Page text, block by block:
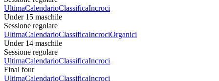
UltimaCalendarioClassificaIncroci
Under 15 maschile
Sessione regolare
UltimaCalendarioClassificaIncrociOrganici
Under 14 maschile
Sessione regolare
UltimaCalendarioClassificaIncroci
Final four
UltimaCalendarioClassificaIncroci